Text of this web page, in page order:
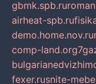
gbmk.spb.ru
airheat-spb.ru
demo.home.nov.ru
comp-land.org
fexer.rusnite-